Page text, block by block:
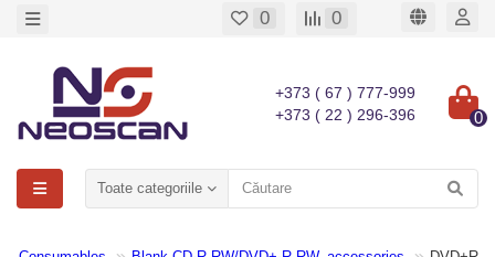
0 0
+373 ( 67 ) 777-999
+373 ( 22 ) 296-396
0
Toate categoriile